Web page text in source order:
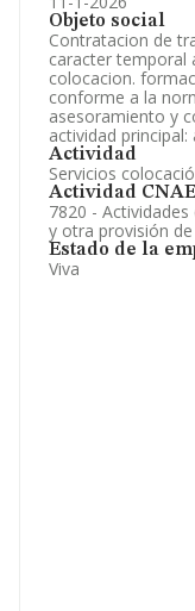
Objeto social
Contratacion de
caracter temporal
colocacion.
conforme a la
asesoramiento y
actividad
Actividad
Servicios
Actividad CNAE
7820 -
y otra provisión
Estado de la
Viva